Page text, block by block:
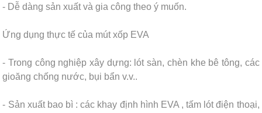
- Dễ dàng sản xuất và gia công theo ý muốn.
Ứng dụng thực tế của mút xốp EVA
- Trong công nghiệp xây dựng: lót sàn, chèn khe bê tông, các
gioăng chống nước, bụi bẩn v.v..
- Sản xuất bao bì : các khay định hình EVA , tấm lót điện thoại,